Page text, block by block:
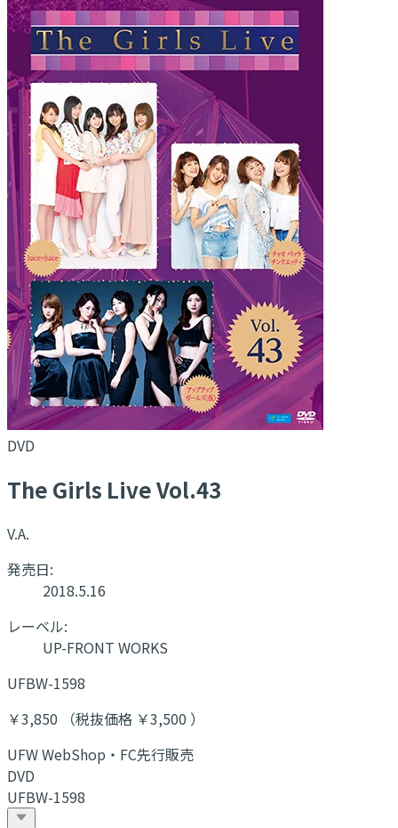
DVD
The Girls Live Vol.43
V.A.
発売日:
2018.5.16
レーベル:
UP-FRONT WORKS
UFBW-1598
￥3,850 （税抜価格 ￥3,500 ）
UFW WebShop・FC先行販売
DVD
UFBW-1598